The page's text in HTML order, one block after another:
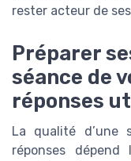
rester acteur de
Préparer
séance de
réponses
La qualité d’une
réponses